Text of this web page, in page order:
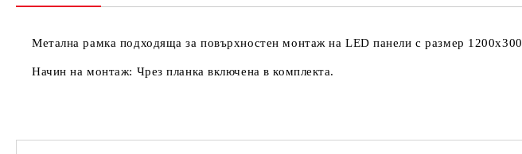
Метална рамка подходяща за повърхностен монтаж на LED панели с размер
Начин на монтаж: Чрез планка включена в комплекта.